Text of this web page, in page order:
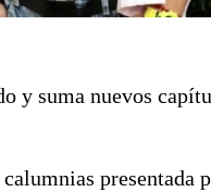
y suma nuevos
presentada